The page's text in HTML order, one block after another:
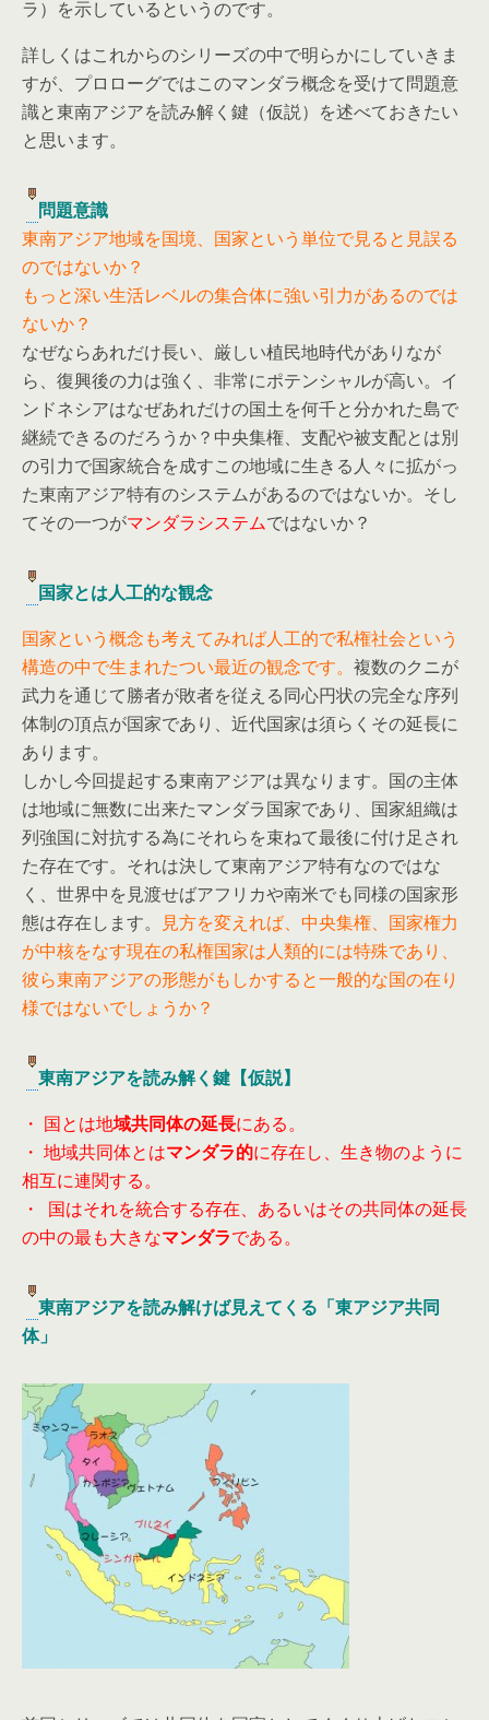
ラ）を示しているというのです。
詳しくはこれからのシリーズの中で明らかにしていきま
すが、プロローグではこのマンダラ概念を受けて問題意
識と東南アジアを読み解く鍵（仮説）を述べておきたい
と思います。
問題意識
東南アジア地域を国境、国家という単位で見ると見誤る
のではないか？
もっと深い生活レベルの集合体に強い引力があるのでは
ないか？
なぜならあれだけ長い、厳しい植民地時代がありなが
ら、復興後の力は強く、非常にポテンシャルが高い。イ
ンドネシアはなぜあれだけの国土を何千と分かれた島で
継続できるのだろうか？中央集権、支配や被支配とは別
の引力で国家統合を成すこの地域に生きる人々に拡がっ
た東南アジア特有のシステムがあるのではないか。そし
てその一つがマンダラシステムではないか？
国家とは人工的な観念
国家という概念も考えてみれば人工的で私権社会という
構造の中で生まれたつい最近の観念です。 複数のクニが
武力を通じて勝者が敗者を従える同心円状の完全な序列
体制の頂点が国家であり、近代国家は須らくその延長に
あります。
しかし今回提起する東南アジアは異なります。国の主体
は地域に無数に出来たマンダラ国家であり、国家組織は
列強国に対抗する為にそれらを束ねて最後に付け足され
た存在です。それは決して東南アジア特有なのではな
く、世界中を見渡せばアフリカや南米でも同様の国家形
態は存在します。
見方を変えれば、中央集権、国家権力
が中核をなす現在の私権国家は人類的には特殊であり、
彼ら東南アジアの形態がもしかすると一般的な国の在り
様ではないでしょうか？
東南アジアを読み解く鍵【仮説】
・ 国とは地域共同体の延長にある。
・ 地域共同体とはマンダラ的に存在し、生き物のように
相互に連関する。
・ 国はそれを統合する存在、あるいはその共同体の延長
の中の最も大きなマンダラである。
東南アジアを読み解けば見えてくる「東アジア共同
体」